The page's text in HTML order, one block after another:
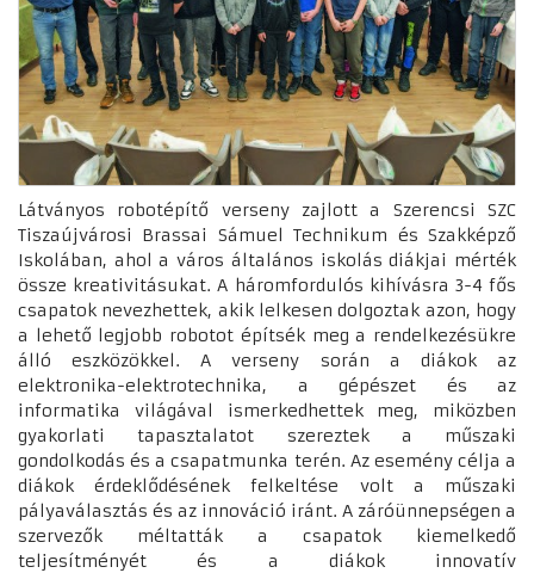
Látványos robotépítő verseny zajlott a Szerencsi SZC
Tiszaújvárosi Brassai Sámuel Technikum és Szakképző
Iskolában, ahol a város általános iskolás diákjai mérték
össze kreativitásukat. A háromfordulós kihívásra 3-4 fős
csapatok nevezhettek, akik lelkesen dolgoztak azon, hogy
a lehető legjobb robotot építsék meg a rendelkezésükre
álló eszközökkel. A verseny során a diákok az
elektronika-elektrotechnika, a gépészet és az
informatika világával ismerkedhettek meg, miközben
gyakorlati tapasztalatot szereztek a műszaki
gondolkodás és a csapatmunka terén. Az esemény célja a
diákok érdeklődésének felkeltése volt a műszaki
pályaválasztás és az innováció iránt. A záróünnepségen a
szervezők méltatták a csapatok kiemelkedő
teljesítményét és a diákok innovatív